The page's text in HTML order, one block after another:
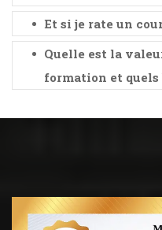
Et si je rate un
Quelle est la
formation et